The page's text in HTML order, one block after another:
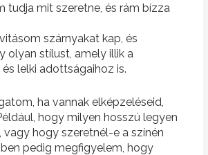
tudja mit szeretne, és rám bízza
szárnyakat kap, és
olyan stílust, amely illik a
lelki adottságaihoz is.
ha vannak elképzeléseid,
hogy milyen hosszú legyen
vagy hogy szeretnél-e a színén
pedig megfigyelem, hogy